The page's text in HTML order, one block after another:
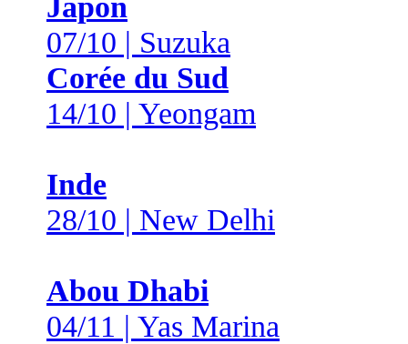
07/10 | Suzuka
Corée du Sud
14/10 | Yeongam
Inde
28/10 | New Delhi
Abou Dhabi
04/11 | Yas Marina